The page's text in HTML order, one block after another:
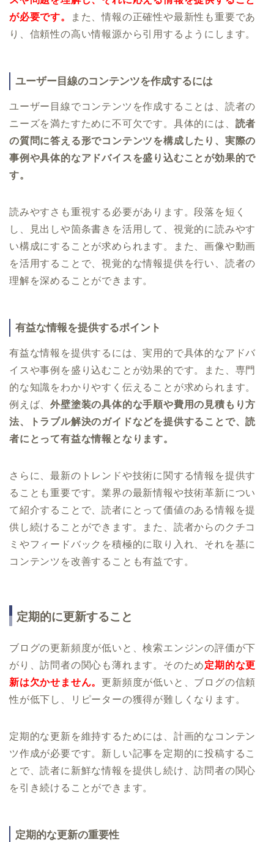
が必要です。
また、情報の正確性や最新性も重要であ
り、信頼性の高い情報源から引用するようにします。
ユーザー目線のコンテンツを作成するには
ユーザー目線でコンテンツを作成することは、読者の
ニーズを満たすために不可欠です。具体的には、 読者
の質問に答える形でコンテンツを構成したり、実際の
事例や具体的なアドバイスを盛り込むことが効果的で
す。
読みやすさも重視する必要があります。段落を短く
し、見出しや箇条書きを活用して、視覚的に読みやす
い構成にすることが求められます。また、画像や動画
を活用することで、視覚的な情報提供を行い、読者の
理解を深めることができます。
有益な情報を提供するポイント
有益な情報を提供するには、実用的で具体的なアドバ
イスや事例を盛り込むことが効果的です。また、専門
的な知識をわかりやすく伝えることが求められます。
例えば、外壁塗装の具体的な手順や費用の見積もり方
法、トラブル解決のガイドなどを提供することで、読
者にとって有益な情報となります。
さらに、最新のトレンドや技術に関する情報を提供す
ることも重要です。業界の最新情報や技術革新につい
て紹介することで、読者にとって価値のある情報を提
供し続けることができます。また、読者からのクチコ
ミやフィードバックを積極的に取り入れ、それを基に
コンテンツを改善することも有益です。
定期的に更新すること
ブログの更新頻度が低いと、検索エンジンの評価が下
がり、訪問者の関心も薄れます。そのため定期的な更
新は欠かせません。更新頻度が低いと、ブログの信頼
性が低下し、リピーターの獲得が難しくなります。
定期的な更新を維持するためには、計画的なコンテン
ツ作成が必要です。新しい記事を定期的に投稿するこ
とで、読者に新鮮な情報を提供し続け、訪問者の関心
を引き続けることができます。
定期的な更新の重要性